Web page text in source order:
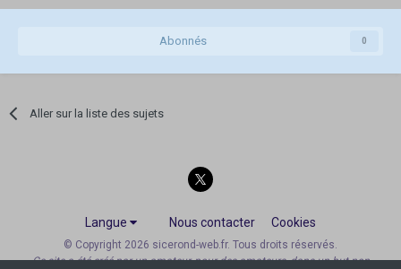
Abonnés 0
Aller sur la liste des sujets
Langue Nous contacter Cookies
© Copyright 2026 sicerond-web.fr. Tous droits réservés.
Ce site a été créé par un amateur, pour des amateurs, dans un but non